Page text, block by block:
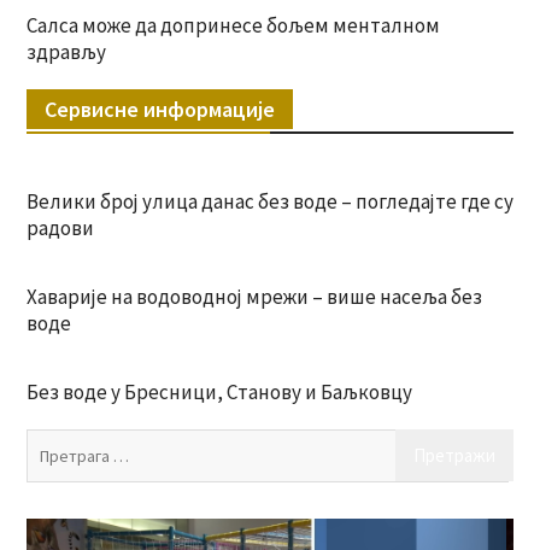
Салса може да допринесе бољем менталном
здрављу
Сервисне информације
Велики број улица данас без воде – погледајте где су
радови
Хаварије на водоводној мрежи – више насеља без
воде
Без воде у Бресници, Станову и Баљковцу